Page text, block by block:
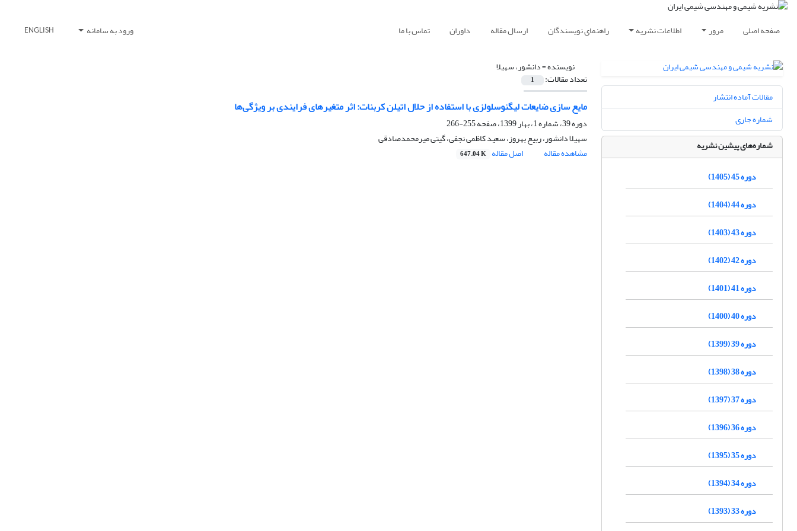
صفحه اصلی مرور اطلاعات نشریه راهنمای نویسندگان ارسال مقاله داوران تماس با ما ورود به سامانه ENGLISH
نویسنده =دانشور، سهیلا
تعداد مقالات: 1
مایع سازی ضایعات لیگنوسلولزی با استفاده از حلال اتیلن کربنات: اثر متغیرهای فرایندی بر ویژگی‌ها
دوره 39، شماره 1، بهار 1399، صفحه
255-266
سهیلا دانشور، ربیع بهروز، سعید کاظمی نجفی، گیتی میرمحمدصادقی
مشاهده مقاله
اصل مقاله 647.04 K
مقالات آماده انتشار
شماره جاری
شماره‌های پیشین نشریه
دوره 45 (1405)
دوره 44 (1404)
دوره 43 (1403)
دوره 42 (1402)
دوره 41 (1401)
دوره 40 (1400)
دوره 39 (1399)
دوره 38 (1398)
دوره 37 (1397)
دوره 36 (1396)
دوره 35 (1395)
دوره 34 (1394)
دوره 33 (1393)